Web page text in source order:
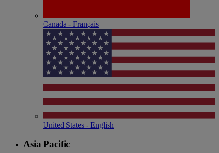
Canada - Français
United States - English
Asia Pacific